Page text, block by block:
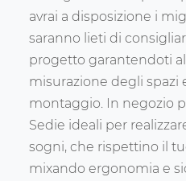
avrai a disposizione i
saranno lieti di
progetto garantendoti
misurazione degli spazi
montaggio. In negozio
Sedie ideali per
sogni, che rispettino il
mixando ergonomia e